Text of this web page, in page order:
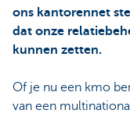
ons kantorennet
dat onze
kunnen zetten.
Of je nu een kmo
van een